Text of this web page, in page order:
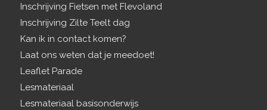
Inschrijving Fietsen met Flevoland
Inschrijving Zilte Teelt dag
Kan ik in contact komen?
Laat ons weten dat je meedoet!
Leaflet Parade
Lesmateriaal
Lesmateriaal basisonderwijs